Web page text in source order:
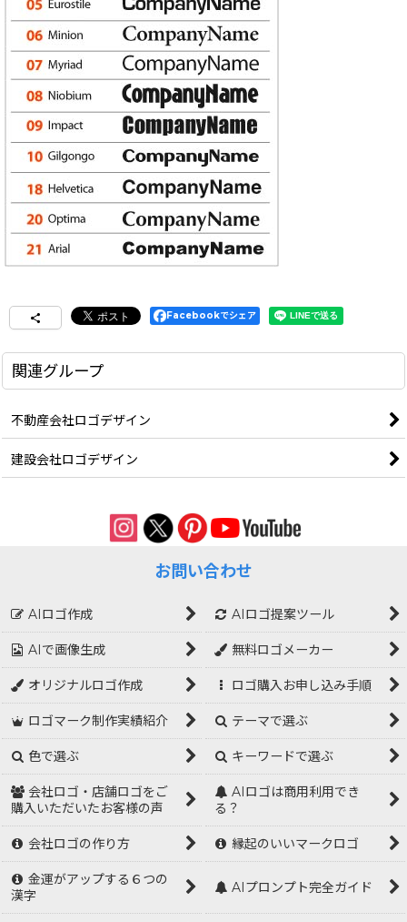
Facebookでシェア
関連グループ
不動産会社ロゴデザイン
建設会社ロゴデザイン
お問い合わせ
AIロゴ作成 AIロゴ提案ツール
AIで画像生成 無料ロゴメーカー
オリジナルロゴ作成 ロゴ購入お申し込み手順
ロゴマーク制作実績紹介 テーマで選ぶ
色で選ぶ キーワードで選ぶ
会社ロゴ・店舗ロゴをご
購入いただいたお客様の声
AIロゴは商用利用でき
る？
会社ロゴの作り方 縁起のいいマークロゴ
金運がアップする６つの
漢字
AIプロンプト完全ガイド